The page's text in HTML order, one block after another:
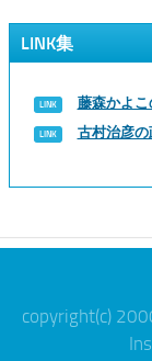
LINK集
藤森かよ
古村治彦
copyright(c)